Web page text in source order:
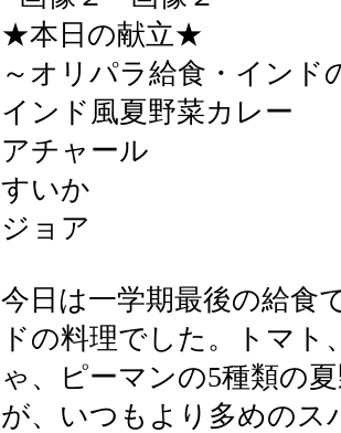
★本日の献立★
～オリパラ給食・インド
インド風夏野菜カレー
アチャール
すいか
ジョア
今日は一学期最後の給食
ドの料理でした。トマ
ゃ、ピーマンの5種類の
が、いつもより多めのス